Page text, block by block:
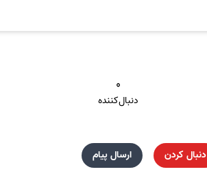
۰
دنبال‌کننده
دنبال کردن ارسال پیام